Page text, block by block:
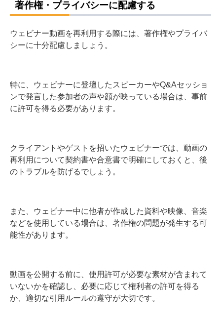
著作権・プライバシーに配慮する
ウェビナー動画を再利用する際には、著作権やプライバ
シーに十分配慮しましょう。
特に、ウェビナーに登壇したスピーカーやQ&Aセッショ
ンで発言した参加者の声や顔が映っている場合は、事前
に許可を得る必要があります。
クライアントやゲストを招いたウェビナーでは、動画の
再利用について契約書や合意書で明確にしておくと、後
のトラブルを防げるでしょう。
また、ウェビナー中に他者が作成した資料や映像、音楽
などを使用している場合は、著作権の問題が発生する可
能性があります。
動画を公開する前に、使用許可が必要な素材が含まれて
いないかを確認し、必要に応じて権利者の許可を得る
か、適切な引用ルールの遵守が大切です。